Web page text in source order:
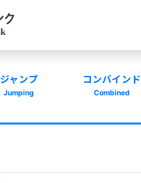
ジャンプ
Jumping
コンバインド
Combined